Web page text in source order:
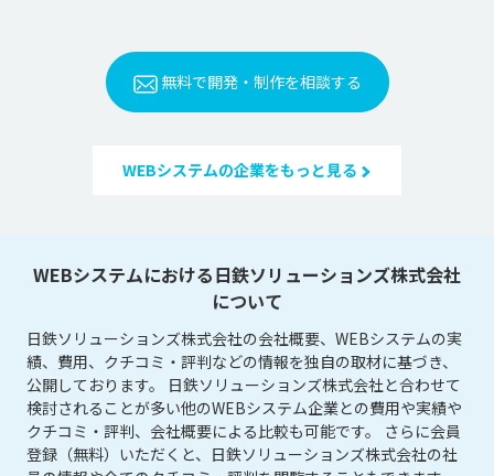
無料で開発・制作を相談する
WEBシステムの企業をもっと見る
WEBシステムにおける日鉄ソリューションズ株式会社
について
日鉄ソリューションズ株式会社の会社概要、WEBシステムの実
績、費用、クチコミ・評判などの情報を独自の取材に基づき、
公開しております。 日鉄ソリューションズ株式会社と合わせて
検討されることが多い他のWEBシステム企業との費用や実績や
クチコミ・評判、会社概要による比較も可能です。 さらに会員
登録（無料）いただくと、日鉄ソリューションズ株式会社の社